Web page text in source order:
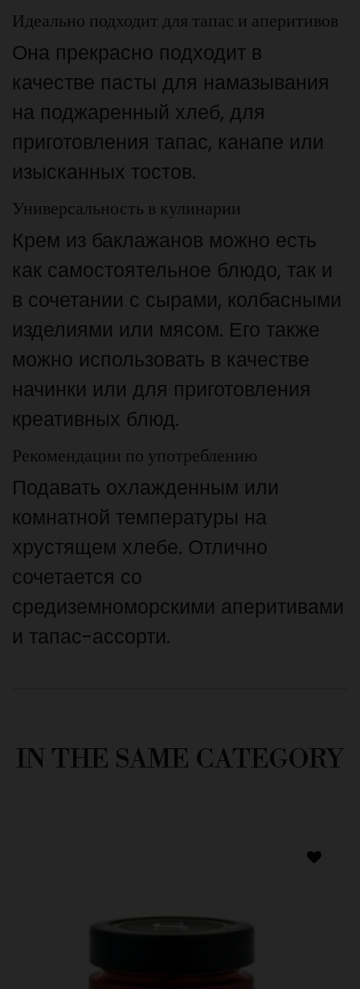
Идеально подходит для тапас и аперитивов
Она прекрасно подходит в
качестве пасты для намазывания
на поджаренный хлеб, для
приготовления тапас, канапе или
изысканных тостов.
Универсальность в кулинарии
Крем из баклажанов можно есть
как самостоятельное блюдо, так и
в сочетании с сырами, колбасными
изделиями или мясом. Его также
можно использовать в качестве
начинки или для приготовления
креативных блюд.
Рекомендации по употреблению
Подавать охлажденным или
комнатной температуры на
хрустящем хлебе. Отлично
сочетается со
средиземноморскими аперитивами
и тапас-ассорти.
IN THE SAME CATEGORY